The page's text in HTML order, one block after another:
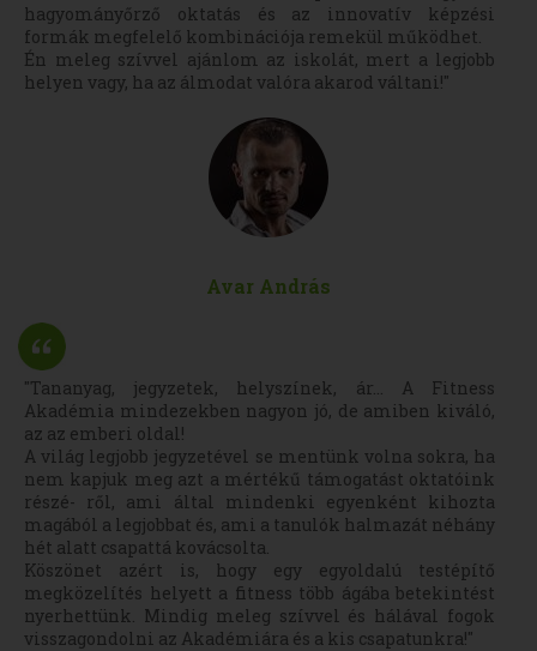
hagyományőrző oktatás és az innovatív képzési
formák megfelelő kombinációja remekül működhet.
Én meleg szívvel ajánlom az iskolát, mert a legjobb
helyen vagy, ha az álmodat valóra akarod váltani!"
Avar András
"Tananyag, jegyzetek, helyszínek, ár... A Fitness
Akadémia mindezekben nagyon jó, de amiben kiváló,
az az emberi oldal!
A világ legjobb jegyzetével se mentünk volna sokra, ha
nem kapjuk meg azt a mértékű támogatást oktatóink
részé- ről, ami által mindenki egyenként kihozta
magából a legjobbat és, ami a tanulók halmazát néhány
hét alatt csapattá kovácsolta.
Köszönet azért is, hogy egy egyoldalú testépítő
megközelítés helyett a fitness több ágába betekintést
nyerhettünk. Mindig meleg szívvel és hálával fogok
visszagondolni az Akadémiára és a kis csapatunkra!"